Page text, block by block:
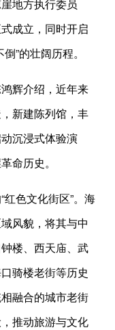
地方执行委员
成立，同时开启
”的壮阔历程。
辉介绍，近年来
新建陈列馆，丰
沉浸式体验演
命历史。
色文化街区”。海
风貌，将其与中
楼、西天庙、武
骑楼老街等历史
融合的城市老街
推动旅游与文化